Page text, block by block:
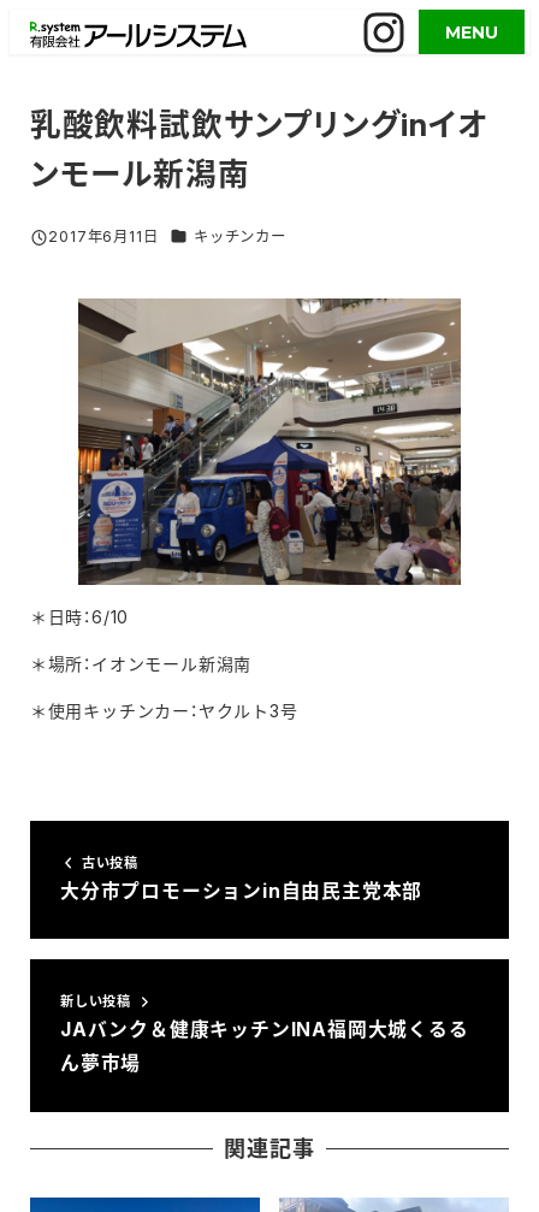
MENU
乳酸飲料試飲サンプリングinイオ
ンモール新潟南
投稿日
2017年6月11日 グルメイベント／活用事例 カテゴリー
キッチンカー
＊日時：6/10
＊場所：イオンモール新潟南
＊使用キッチンカー：ヤクルト3号
古い投稿
大分市プロモーションin自由民主党本部
新しい投稿
JAバンク＆健康キッチンINA福岡大城くるる
ん夢市場
関連記事